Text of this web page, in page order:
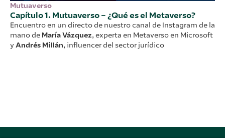
Mutuaverso
Capítulo 1. Mutuaverso – ¿Qué es el Metaverso?​
Encuentro en un directo de nuestro canal de Instagram de la
mano de María Vázquez, experta en Metaverso en Microsoft
yAndrés Millán, influencer del sector jurídico